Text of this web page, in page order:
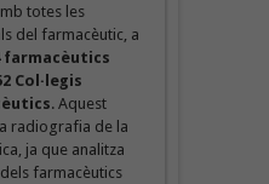
totes les
del farmacèutic, a
farmacèutics
Col·legis
. Aquest
radiografia de la
ja que analitza
farmacèutics